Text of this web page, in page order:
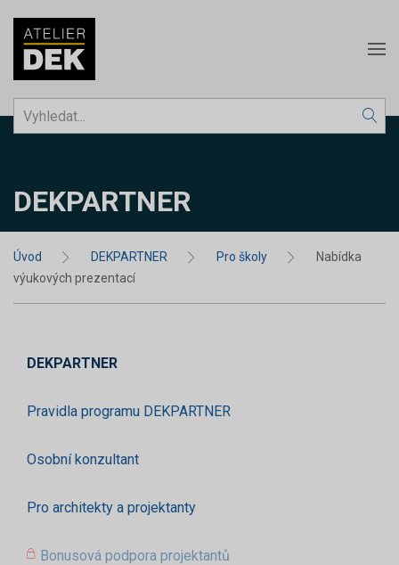
DEKPARTNER
Úvod DEKPARTNER Pro školy
Nabídka
výukových prezentací
DEKPARTNER
Pravidla programu DEKPARTNER
Osobní konzultant
Pro architekty a projektanty
Bonusová podpora projektantů